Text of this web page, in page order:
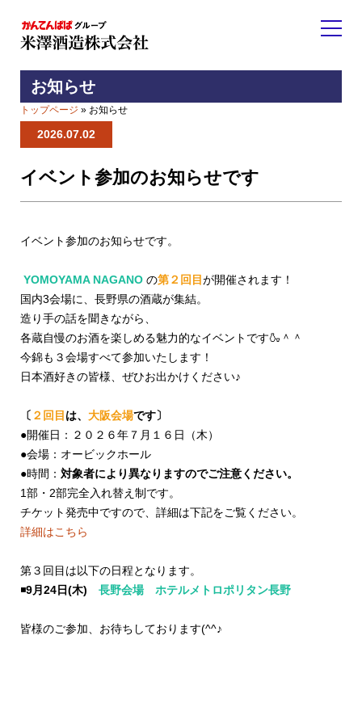
お知らせ
トップページ » お知らせ
2026.07.02
イベント参加のお知らせです
イベント参加のお知らせです。
YOMOYAMA NAGANO の第２回目が開催されます！
国内3会場に、長野県の酒蔵が集結。
造り手の話を聞きながら、
各蔵自慢のお酒を楽しめる魅力的なイベントです🍶＾＾
今錦も３会場すべて参加いたします！
日本酒好きの皆様、ぜひお出かけください♪
〔 ２回目 は、 大阪会場です〕
●開催日：２０２６年７月１６日（木）
●会場：オービックホール
●時間： 対象者により異なりますのでご注意ください。
1部・2部完全入れ替え制です。
チケット発売中ですので、詳細は下記をご覧ください。
詳細はこちら
第３回目は以下の日程となります。
◾️9月24日(木) 長野会場 ホテルメトロポリタン長野
皆様のご参加、お待ちしております(^^♪